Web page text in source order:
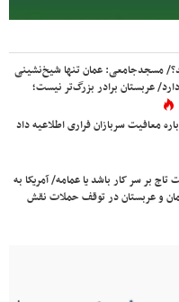
مسجدجامعی: عمان تنها شیخ‌نشینی
عربستان برادر بزرگ‌تر نیست؛
معافیت سربازان فراری اطلاعیه داد
بر سر کار باشد یا عمامه/ آمریکا به
و عربستان در توقف حملات نقش